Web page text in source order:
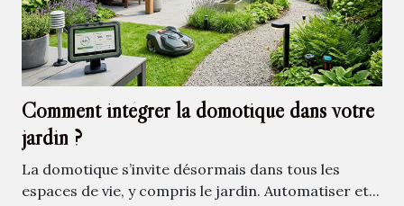
Comment intégrer la domotique dans votre
jardin ?
La domotique s’invite désormais dans tous les
espaces de vie, y compris le jardin. Automatiser et...